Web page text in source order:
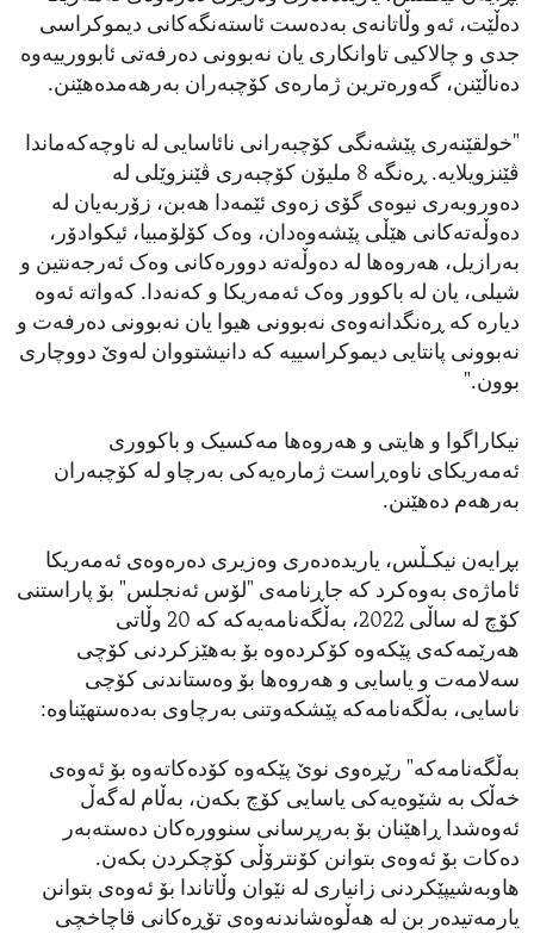
دەڵێت، ئەو وڵاتانەی بەدەست ئاستەنگەکانی دیموکراسی
جدی و چالاکیی تاوانکاری یان نەبوونی دەرفەتی ئابوورییەوە
دەناڵێنن، گەورەترین ژمارەی کۆچبەران بەرهەمدەهێنن.
"خولقێنەری پێشەنگی کۆچبەرانی نائاسایی لە ناوچەکەماندا
ڤێنزویلایە. ڕەنگە 8 ملیۆن کۆچبەری ڤێنزوێلی لە
دەوروبەری نیوەی گۆی زەوی ئێمەدا هەبن، زۆربەیان لە
دەوڵەتەکانی هێڵی پێشەوەدان، وەک کۆلۆمبیا، ئیکوادۆر،
بەرازیل، هەروەها لە دەوڵەتە دوورەکانی وەک ئەرجەنتین و
شیلی، یان لە باکوور وەک ئەمەریکا و کەنەدا. کەواتە ئەوە
دیارە کە ڕەنگدانەوەی نەبوونی هیوا یان نەبوونی دەرفەت و
نەبوونی پانتایی دیموکراسییە کە دانیشتووان لەوێ دووچاری
بوون."
نیکاراگوا و هایتی و هەروەها مەکسیک و باکووری
ئەمەریکای ناوەڕاست ژمارەیەکی بەرچاو لە کۆچبەران
بەرهەم دەهێنن.
بڕایەن نیکـڵس، یاریدەدەری وەزیری دەرەوەی ئەمەریکا
ئاماژەی بەوەکرد کە جاڕنامەی "لۆس ئەنجلس" بۆ پاراستنی
کۆچ لە ساڵی 2022، بەڵگەنامەیەکە کە 20 وڵاتی
هەرێمەکەی پێکەوە کۆکردەوە بۆ بەهێزکردنی کۆچی
سەلامەت و یاسایی و هەروەها بۆ وەستاندنی کۆچی
ناسایی، بەڵگەنامەکە پێشکەوتنی بەرچاوی بەدەستهێناوە:
بەڵگەنامەکە" رێڕەوی نوێ پێکەوە کۆدەکاتەوە بۆ ئەوەی
خەڵک بە شێوەیەکی یاسایی کۆچ بکەن، بەڵام لەگەڵ
ئەوەشدا ڕاهێنان بۆ بەرپرسانی سنوورەکان دەستەبەر
دەکات بۆ ئەوەی بتوانن کۆنترۆڵی کۆچکردن بکەن.
هاوبەشیپێکردنی زانیاری لە نێوان وڵاتاندا بۆ ئەوەی بتوانن
یارمەتیدەر بن لە هەڵوەشاندنەوەی تۆڕەکانی قاچاخچی